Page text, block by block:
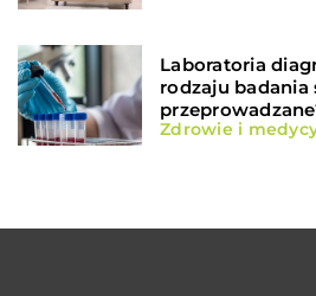
Laboratoria
rodzaju badania
Zdrowie i